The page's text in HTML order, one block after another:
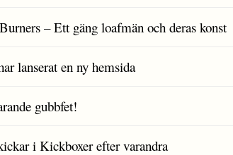
– Ett gäng loafmän och deras konst
lanserat en ny hemsida
gubbfet!
i Kickboxer efter varandra